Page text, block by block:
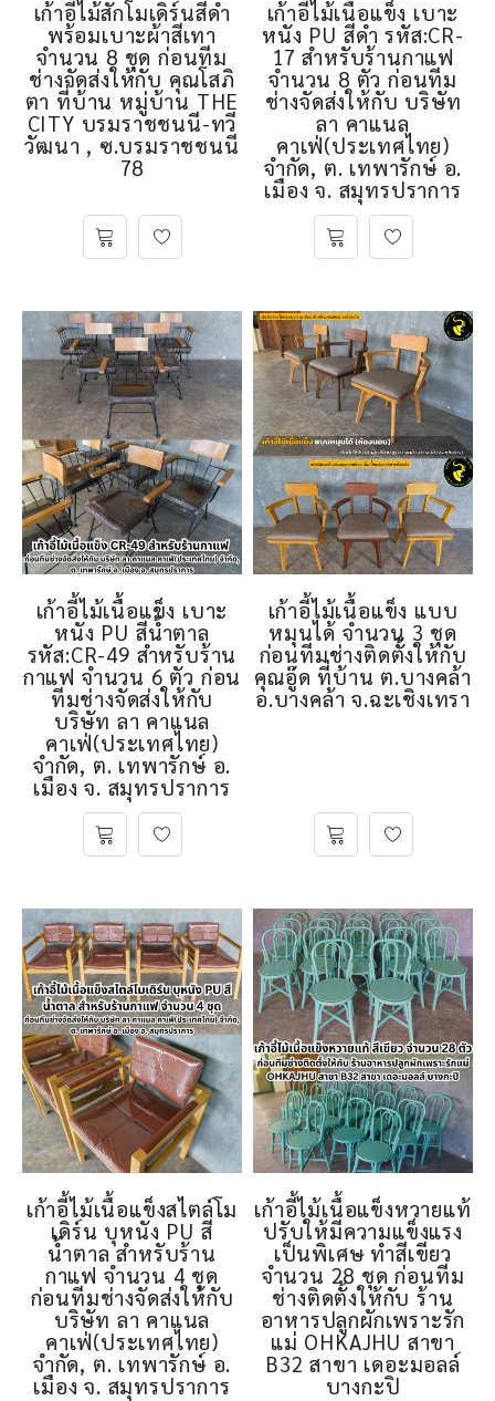
เก้าอี้ไม้สักโมเดิร์นสีดำ
พร้อมเบาะผ้าสีเทา
จำนวน 8 ชุด ก่อนทีม
ช่างจัดส่งให้กับ คุณโสภิ
ตา ที่บ้าน หมู่บ้าน THE
CITY บรมราชชนนี-ทวี
วัฒนา , ซ.บรมราชชนนี
78
เก้าอี้ไม้เนื้อแข็ง เบาะ
หนัง PU สีดำ รหัส:CR-
17 สำหรับร้านกาแฟ
จำนวน 8 ตัว ก่อนทีม
ช่างจัดส่งให้กับ บริษัท
ลา คาแนล
คาเฟ่(ประเทศไทย)
จำกัด, ต. เทพารักษ์ อ.
เมือง จ. สมุทรปราการ
เก้าอี้ไม้เนื้อแข็ง เบาะ
หนัง PU สีน้ำตาล
รหัส:CR-49 สำหรับร้าน
กาแฟ จำนวน 6 ตัว ก่อน
ทีมช่างจัดส่งให้กับ
บริษัท ลา คาแนล
คาเฟ่(ประเทศไทย)
จำกัด, ต. เทพารักษ์ อ.
เมือง จ. สมุทรปราการ
เก้าอี้ไม้เนื้อแข็ง แบบ
หมุนได้ จำนวน 3 ชุด
ก่อนทีมช่างติดตั้งให้กับ
คุณอู๊ด ที่บ้าน ต.บางคล้า
อ.บางคล้า จ.ฉะเชิงเทรา
เก้าอี้ไม้เนื้อแข็งสไตล์โม
เดิร์น บุหนัง PU สี
น้ำตาล สำหรับร้าน
กาแฟ จำนวน 4 ชุด
ก่อนทีมช่างจัดส่งให้กับ
บริษัท ลา คาแนล
คาเฟ่(ประเทศไทย)
จำกัด, ต. เทพารักษ์ อ.
เมือง จ. สมุทรปราการ
เก้าอี้ไม้เนื้อแข็งหวายแท้
ปรับให้มีความแข็งแรง
เป็นพิเศษ ทำสีเขียว
จำนวน 28 ชุด ก่อนทีม
ช่างติดตั้งให้กับ ร้าน
อาหารปลูกผักเพราะรัก
แม่ OHKAJHU สาขา
B32 สาขา เดอะมอลล์
บางกะปิ